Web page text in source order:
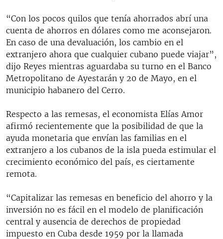
“Con los pocos quilos que tenía ahorrados abrí una
cuenta de ahorros en dólares como me aconsejaron.
En caso de una devaluación, los cambio en el
extranjero ahora que cualquier cubano puede viajar”,
dijo Reyes mientras aguardaba su turno en el Banco
Metropolitano de Ayestarán y 20 de Mayo, en el
municipio habanero del Cerro.
Respecto a las remesas, el economista Elías Amor
afirmó recientemente que la posibilidad de que la
ayuda monetaria que envían las familias en el
extranjero a los cubanos de la isla pueda estimular el
crecimiento económico del país, es ciertamente
remota.
“Capitalizar las remesas en beneficio del ahorro y la
inversión no es fácil en el modelo de planificación
central y ausencia de derechos de propiedad
impuesto en Cuba desde 1959 por la llamada